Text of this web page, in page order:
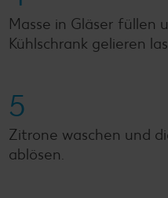
Masse in Gläser füllen
Kühlschrank gelieren
5
Zitrone waschen und
ablösen.